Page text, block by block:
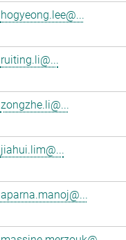
hogyeong.lee@...
ruiting.li@...
zongzhe.li@...
jiahui.lim@...
aparna.manoj@...